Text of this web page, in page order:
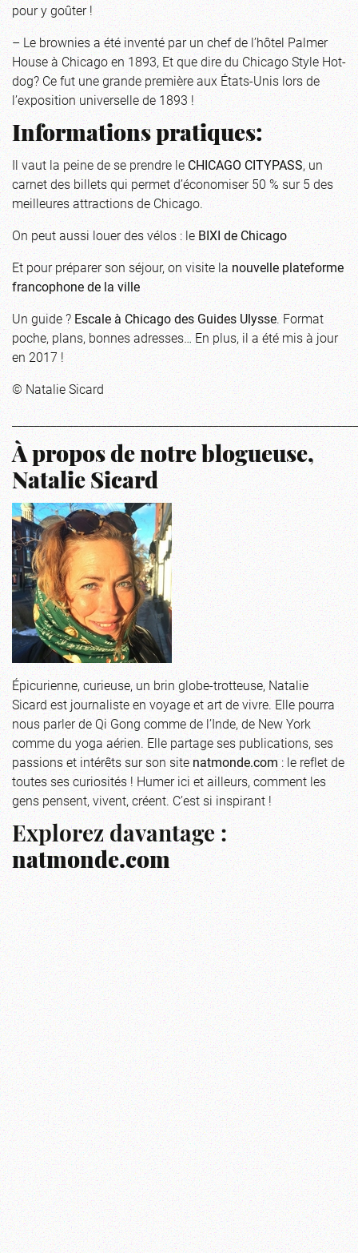
pour y goûter !
– Le brownies a été inventé par un chef de l’hôtel Palmer
House à Chicago en 1893, Et que dire du Chicago Style Hot-
dog? Ce fut une grande première aux États-Unis lors de
l’exposition universelle de 1893 !
Informations pratiques:
Il vaut la peine de se prendre leCHICAGO CITYPASS, un
carnet des billets qui permet d’économiser 50 % sur 5 des
meilleures attractions de Chicago.
On peut aussi louer des vélos : leBIXI de Chicago
Et pour préparer son séjour, on visite lanouvelle plateforme
francophone de la ville
Un guide ?Escale à Chicago des Guides Ulysse. Format
poche, plans, bonnes adresses… En plus, il a été mis à jour
en 2017 !
© Natalie Sicard
À propos de notre blogueuse,
Natalie Sicard
Épicurienne, curieuse, un brin globe-trotteuse, Natalie
Sicard est journaliste en voyage et art de vivre. Elle pourra
nous parler de Qi Gong comme de l’Inde, de New York
comme du yoga aérien. Elle partage ses publications, ses
passions et intérêts sur son sitenatmonde.com: le reflet de
toutes ses curiosités ! Humer ici et ailleurs, comment les
gens pensent, vivent, créent. C’est si inspirant !
Explorez davantage :
natmonde.com